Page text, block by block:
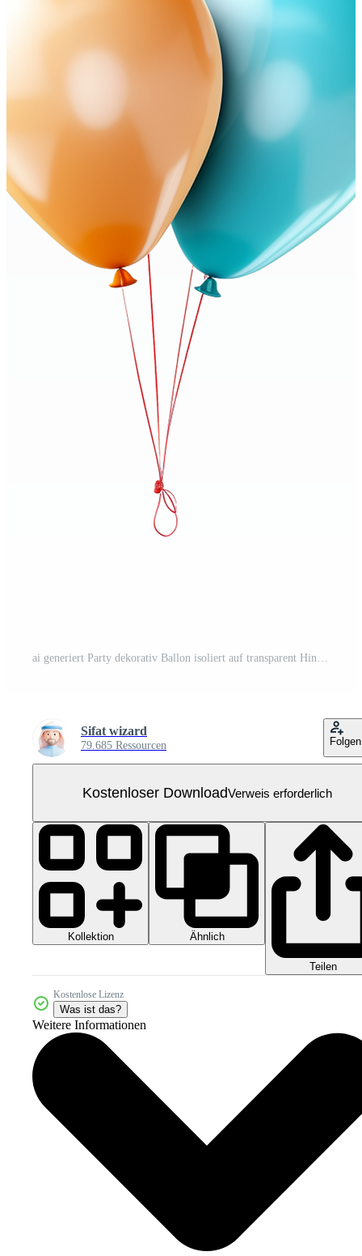
ai generiert Party dekorativ Ballon isoliert auf transparent Hintergrund Kostenloses PNG
Sifat wizard
79.685 Ressourcen Folgen
Kostenloser DownloadVerweis erforderlich
Kollektion Ähnlich
Teilen
Kostenlose Lizenz
Was ist das?
Weitere Informationen